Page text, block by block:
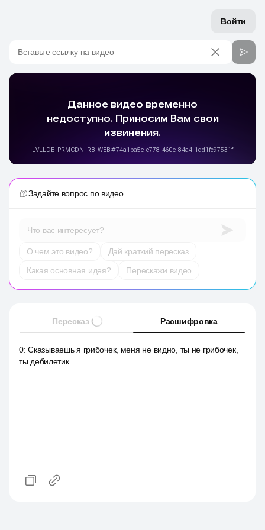
Войти
Вставьте ссылку на видео
Задайте вопрос по видео
Что вас интересует?
О чем это видео?
Дай краткий пересказ
Какая основная идея?
Перескажи видео
Пересказ Расшифровка
0:Сказываешь я грибочек, меня не видно, ты не грибочек,
ты дебилетик.